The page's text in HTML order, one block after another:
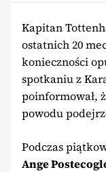
Kapitan
ostatnich 20
konieczności
spotkaniu z
poinformował,
powodu
Podczas
Ange